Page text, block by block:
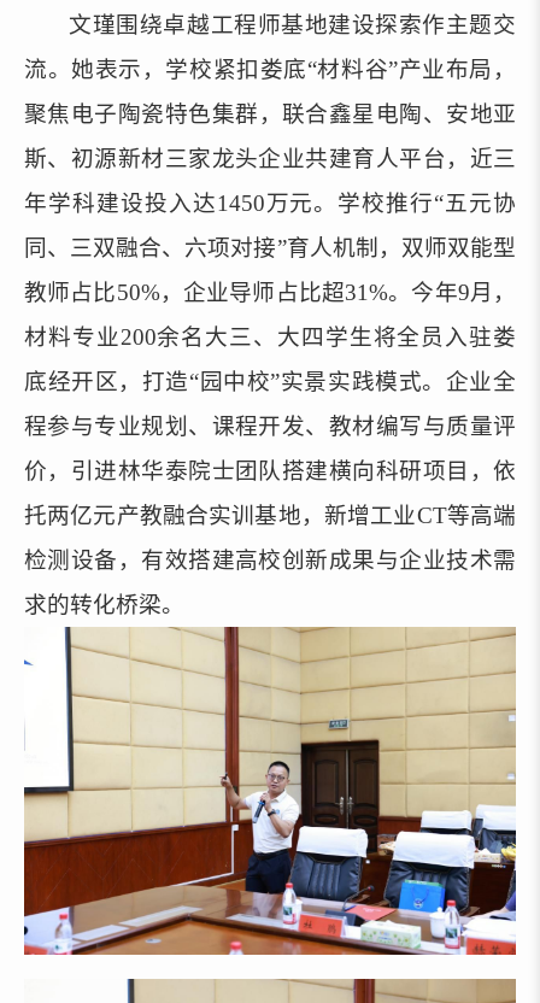
文瑾围绕卓越工程师基地建设探索作主题交
流。她表示 ，学校紧扣娄底“材料谷”产业布局，
聚焦电子陶瓷特色集群，联合鑫星电陶、安地亚
斯、初源新材三家龙头企业共建育人平台，近三
年学科建设投入达1450万元。学校推行“五元协
同、三双融合、六项对接”育人机制，双师双能型
教师占比50%，企业导师占比超31%。今年9月，
材料专业200余名大三、大四学生将全员入驻娄
底经开区，打造“园中校”实景实践模式。企业全
程参与专业规划、课程开发、教材编写与质量评
价，引进林华泰院士团队搭建横向科研项目，依
托两亿元产教融合实训基地，新增工业CT等高端
检测设备，有效搭建高校创新成果与企业技术需
求的转化桥梁。